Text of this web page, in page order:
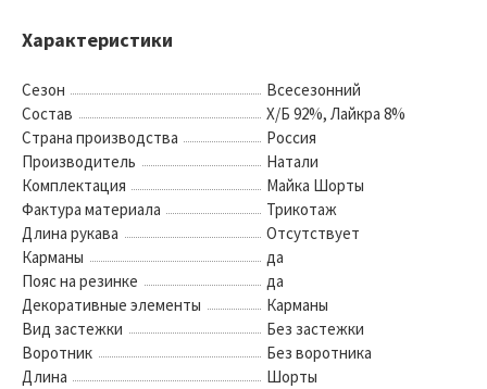
Характеристики
Сезон
Всесезонний
Состав
Х/Б 92%, Лайкра 8%
Страна производства
Россия
Производитель
Натали
Комплектация
Майка Шорты
Фактура материала
Трикотаж
Длина рукава
Отсутствует
Карманы
да
Пояс на резинке
да
Декоративные элементы
Карманы
Вид застежки
Без застежки
Воротник
Без воротника
Длина
Шорты